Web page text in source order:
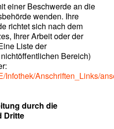
einer Beschwerde an die
wenden. Ihre
richtet sich nach dem
Ihrer Arbeit oder der
Liste der
Bereich)
Infothek/Anschriften_Links/
durch die
Dritte